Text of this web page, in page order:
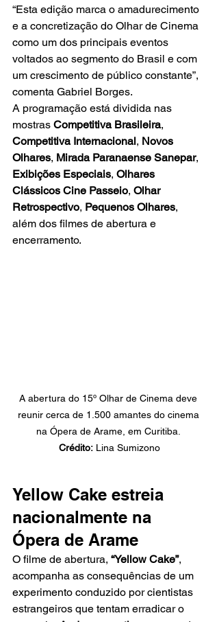
“Esta edição marca o amadurecimento
e a concretização do Olhar de Cinema
como um dos principais eventos
voltados ao segmento do Brasil e com
um crescimento de público constante”,
comenta Gabriel Borges.
A programação está dividida nas
mostras Competitiva Brasileira,
Competitiva Internacional, Novos
Olhares, Mirada Paranaense Sanepar,
Exibições Especiais, Olhares
Clássicos Cine Passeio, Olhar
Retrospectivo, Pequenos Olhares,
além dos filmes de abertura e
encerramento.
A abertura do 15º Olhar de Cinema deve
reunir cerca de 1.500 amantes do cinema
na Ópera de Arame, em Curitiba.
Crédito: Lina Sumizono
Yellow Cake estreia
nacionalmente na
Ópera de Arame
O filme de abertura, “Yellow Cake”,
acompanha as consequências de um
experimento conduzido por cientistas
estrangeiros que tentam erradicar o